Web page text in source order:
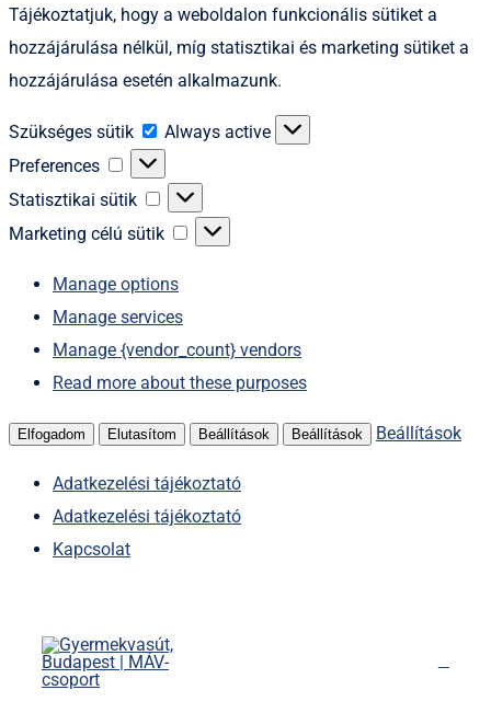
Tájékoztatjuk, hogy a weboldalon funkcionális sütiket a
hozzájárulása nélkül, míg statisztikai és marketing sütiket a
hozzájárulása esetén alkalmazunk.
Szükséges sütik
Szükséges
Always active
Preferences
Preferences
Statisztikai sütik
Statisztikai
sütik
Marketing célú sütik
Marketing
Manage options
Manage services
Manage {vendor_count} vendors
Read more about these purposes
Elfogadom Elutasítom Beállítások Beállítások Beállítások
Adatkezelési tájékoztató
Adatkezelési tájékoztató
Kapcsolat